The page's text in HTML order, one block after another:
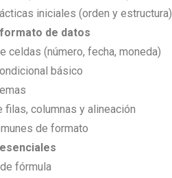
iniciales (orden y estructura)
de datos
celdas (número, fecha, moneda)
básico
filas, columnas y alineación
de formato
fórmula